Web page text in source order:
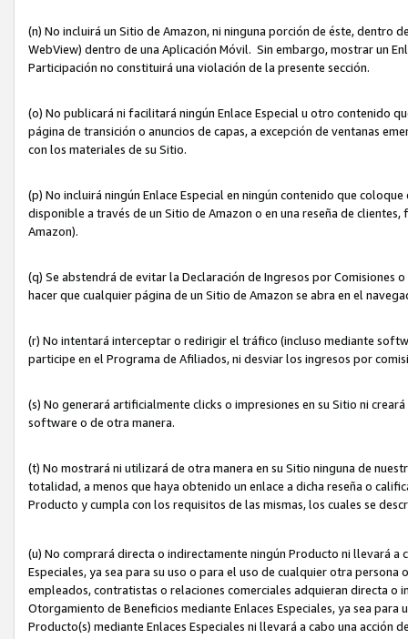
(n) No incluirá un Sitio de Amazon, ni ninguna porción de éste,
WebView) dentro de una Aplicación Móvil. Sin embargo, mostrar un
Participación no constituirá una violación de la presente sección.
(o) No publicará ni facilitará ningún Enlace Especial u otro contenido
página de transición o anuncios de capas, a excepción de ventanas
con los materiales de su Sitio.
(p) No incluirá ningún Enlace Especial en ningún contenido que
disponible a través de un Sitio de Amazon o en una reseña de
Amazon).
(q) Se abstendrá de evitar la Declaración de Ingresos por
hacer que cualquier página de un Sitio de Amazon se abra en el
(r) No intentará interceptar o redirigir el tráfico (incluso mediante
participe en el Programa de Afiliados, ni desviar los ingresos por
(s) No generará artificialmente clicks o impresiones en su Sitio ni
software o de otra manera.
(t) No mostrará ni utilizará de otra manera en su Sitio ninguna de
totalidad, a menos que haya obtenido un enlace a dicha reseña o
Producto y cumpla con los requisitos de las mismas, los cuales se
(u) No comprará directa o indirectamente ningún Producto ni llevará a
Especiales, ya sea para su uso o para el uso de cualquier otra
empleados, contratistas o relaciones comerciales adquieran directa o
Otorgamiento de Beneficios mediante Enlaces Especiales, ya sea
Producto(s) mediante Enlaces Especiales ni llevará a cabo una